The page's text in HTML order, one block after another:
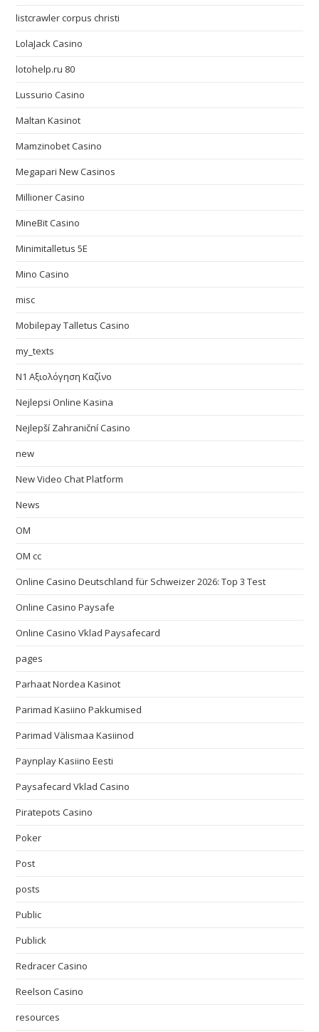
listcrawler corpus christi
LolaJack Casino
lotohelp.ru 80
Lussurio Casino
Maltan Kasinot
Mamzinobet Casino
Megapari New Casinos
Millioner Casino
MineBit Casino
Minimitalletus 5E
Mino Casino
misc
Mobilepay Talletus Casino
my_texts
N1 Αξιολόγηση Καζίνο
Nejlepsi Online Kasina
Nejlepší Zahraniční Casino
new
New Video Chat Platform
News
OM
OM cc
Online Casino Deutschland für Schweizer 2026: Top 3 Test
Online Casino Paysafe
Online Casino Vklad Paysafecard
pages
Parhaat Nordea Kasinot
Parimad Kasiino Pakkumised
Parimad Välismaa Kasiinod
Paynplay Kasiino Eesti
Paysafecard Vklad Casino
Piratepots Casino
Poker
Post
posts
Public
Publick
Redracer Casino
Reelson Casino
resources